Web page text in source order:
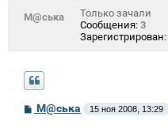
М@ська
Только зачали
Сообщения: 3
Зарегистрирован:
С
о
М@ська 15 ноя 2008, 13:29